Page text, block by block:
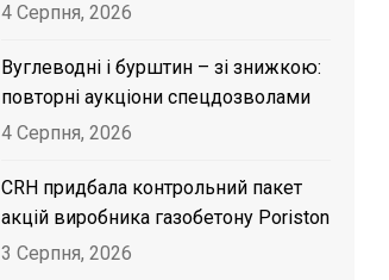
4 Серпня, 2026
Вуглеводні і бурштин – зі знижкою:
повторні аукціони спецдозволами
4 Серпня, 2026
CRH придбала контрольний пакет
акцій виробника газобетону Poriston
3 Серпня, 2026